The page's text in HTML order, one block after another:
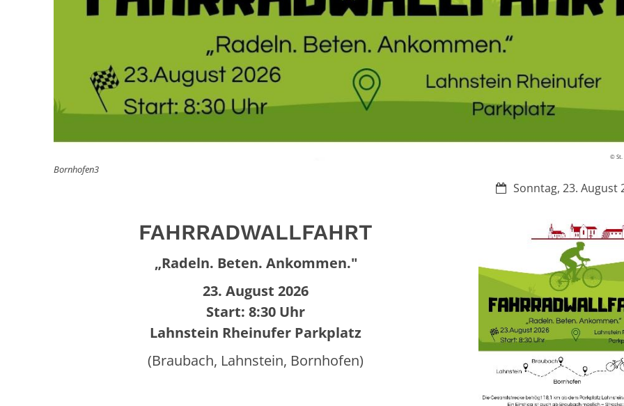
© St.
Bornhofen3
Datum:Sonntag, 23. August
FAHRRADWALLFAHRT
„Radeln. Beten. Ankommen."
23. August 2026
Start: 8:30 Uhr
Lahnstein Rheinufer Parkplatz
(Braubach, Lahnstein, Bornhofen)